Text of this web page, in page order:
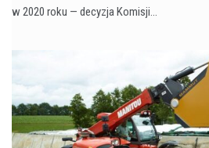
w 2020 roku — decyzja Komisji…